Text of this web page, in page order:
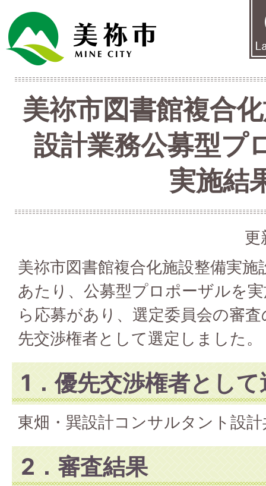
美祢市図書館複合
設計業務公募型プ
実施結
更
美祢市図書館複合化施設整備実
あたり、公募型プロポーザルを
ら応募があり、選定委員会の審
先交渉権者として選定しました。
1．優先交渉権者とし
東畑・巽設計コンサルタント設
2．審査結果